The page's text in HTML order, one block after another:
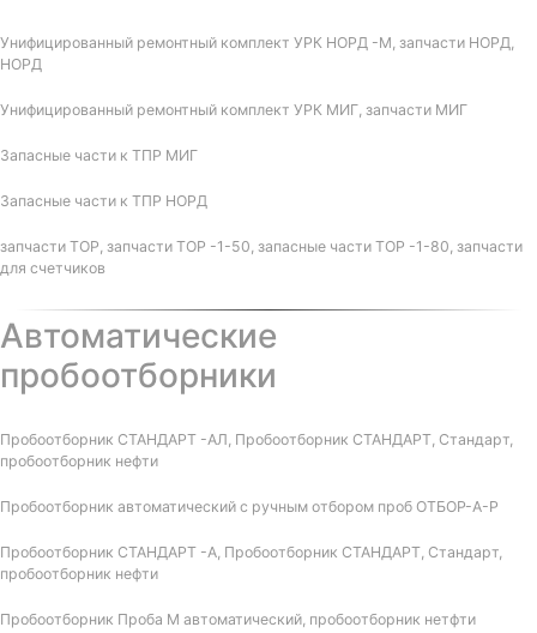
Унифицированный ремонтный комплект УРК НОРД -М, запчасти НОРД,
НОРД
Унифицированный ремонтный комплект УРК МИГ, запчасти МИГ
Запасные части к ТПР МИГ
Запасные части к ТПР НОРД
запчасти ТОР, запчасти ТОР -1-50, запасные части ТОР -1-80, запчасти
для счетчиков
Автоматические
пробоотборники
Пробоотборник СТАНДАРТ -АЛ, Пробоотборник СТАНДАРТ, Стандарт,
пробоотборник нефти
Пробоотборник автоматический с ручным отбором проб ОТБОР-А-Р
Пробоотборник СТАНДАРТ -А, Пробоотборник СТАНДАРТ, Стандарт,
пробоотборник нефти
Пробоотборник Проба М автоматический, пробоотборник нетфти